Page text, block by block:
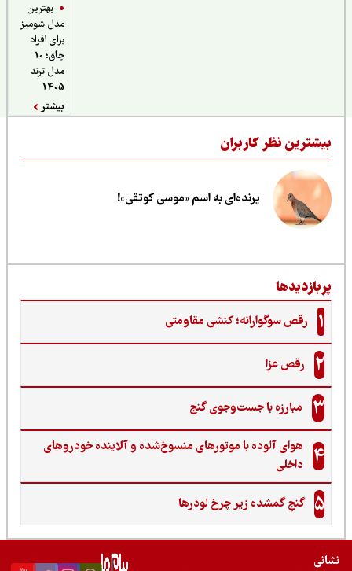
بهترین
مدل شومیز
برای افراد
چاق؛ 10
مدل ترند
نظر کاربران
پرنده‌ای به اسم «موسی کوتقی»!
رقص سوگوارانه؛ کنشی مقاومتی
رقص عزا
مبارزه با جست‌وجوی گنج‌
هوای آلوده با موتورهای منسوخ‌شده و آلاینده خودروهای
داخلی
گنجِ گمشده زیر چرخ لودرها